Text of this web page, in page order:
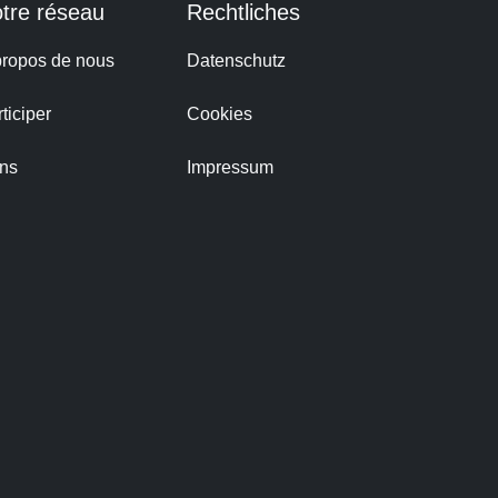
réseau
de nous
Rechtliches
Datenschutz
Cookies
Impressum